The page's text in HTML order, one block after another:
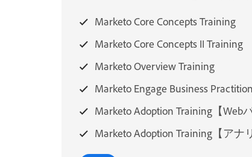
Marketo Core Concepts Training
Marketo Core Concepts II Training
Marketo Overview Training
Marketo Engage Business
Marketo Adoption Training【Web
Marketo Adoption Training【アナ